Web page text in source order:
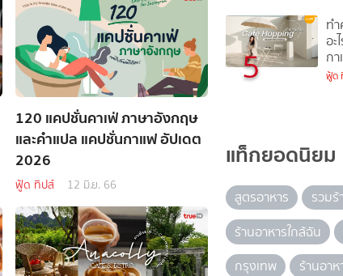
120 แคปชั่นคาเฟ่ ภาษาอังกฤษ
และคำแปล แคปชั่นกาแฟ อัปเดต
2026
ฟู้ด ทิปส์ 12 มิ.ย. 66
5
ท
อะ
ก
ฟู้ด
แท็กยอดนิยม
สูตรอาหาร
รวมร้
ร้านอาหารใกล้ฉัน
กรุงเทพ
ร้านอาห